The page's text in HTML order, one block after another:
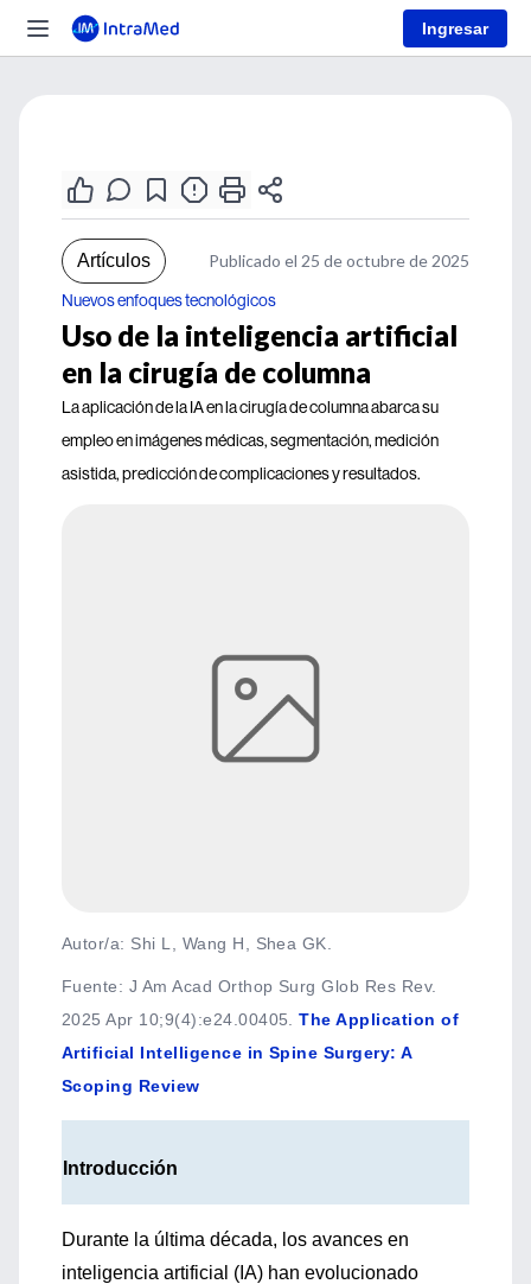
Ingresar
Artículos Publicado el 25 de octubre de 2025
Nuevos enfoques tecnológicos
Uso de la inteligencia artificial
en la cirugía de columna
La aplicación de la IA en la cirugía de columna abarca su
empleo en imágenes médicas, segmentación, medición
asistida, predicción de complicaciones y resultados.
Autor/a: Shi L, Wang H, Shea GK.
Fuente: J Am Acad Orthop Surg Glob Res Rev.
2025 Apr 10;9(4):e24.00405.
The Application of
Artificial Intelligence in Spine Surgery: A
Scoping Review
Introducción
Durante la última década, los avances en
inteligencia artificial (IA) han evolucionado